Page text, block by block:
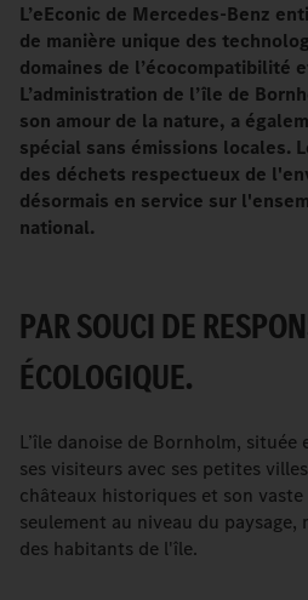
L’eEconic de Mercedes-Benz
de manière unique des
domaines de l’écocompatibilité
L’administration de l’île de
son amour de la nature, a
spécial sans émissions locales.
des déchets respectueux de
désormais en service sur
national.
PAR SOUCI DE
ÉCOLOGIQUE.
L’île danoise de Bornholm,
ses visiteurs avec ses petites
châteaux historiques et son
seulement au niveau du paysage,
des habitants de l'île.